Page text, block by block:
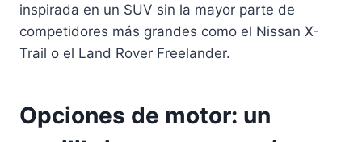
inspirada en un SUV sin la mayor parte de
competidores más grandes como el Nissan X-
Trail o el Land Rover Freelander.
Opciones de motor: un